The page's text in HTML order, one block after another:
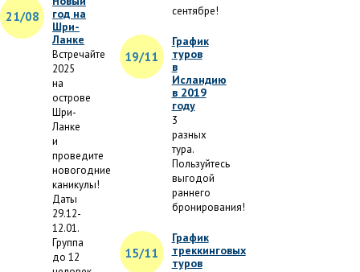
21/08
год на
Шри-
Ланке
Встречайте
2025
на
острове
Шри-
Ланке
и
проведите
новогодние
каникулы!
Даты
29.12-
12.01.
Группа
до 12
сентябре!
19/11
График
туров
в
Исландию
в 2019
году
3
разных
тура.
Пользуйтесь
выгодой
раннего
бронирования!
15/11
График
треккинговых
туров